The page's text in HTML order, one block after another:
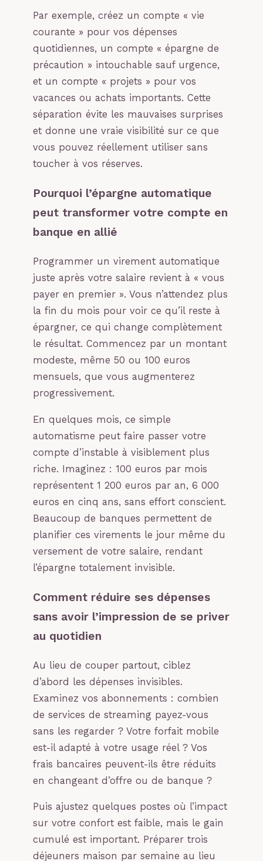
Par exemple, créez un compte « vie
courante » pour vos dépenses
quotidiennes, un compte « épargne de
précaution » intouchable sauf urgence,
et un compte « projets » pour vos
vacances ou achats importants. Cette
séparation évite les mauvaises surprises
et donne une vraie visibilité sur ce que
vous pouvez réellement utiliser sans
toucher à vos réserves.
Pourquoi l’épargne automatique
peut transformer votre compte en
banque en allié
Programmer un virement automatique
juste après votre salaire revient à « vous
payer en premier ». Vous n’attendez plus
la fin du mois pour voir ce qu’il reste à
épargner, ce qui change complètement
le résultat. Commencez par un montant
modeste, même 50 ou 100 euros
mensuels, que vous augmenterez
progressivement.
En quelques mois, ce simple
automatisme peut faire passer votre
compte d’instable à visiblement plus
riche. Imaginez : 100 euros par mois
représentent 1 200 euros par an, 6 000
euros en cinq ans, sans effort conscient.
Beaucoup de banques permettent de
planifier ces virements le jour même du
versement de votre salaire, rendant
l’épargne totalement invisible.
Comment réduire ses dépenses
sans avoir l’impression de se priver
au quotidien
Au lieu de couper partout, ciblez
d’abord les dépenses invisibles.
Examinez vos abonnements : combien
de services de streaming payez-vous
sans les regarder ? Votre forfait mobile
est-il adapté à votre usage réel ? Vos
frais bancaires peuvent-ils être réduits
en changeant d’offre ou de banque ?
Puis ajustez quelques postes où l’impact
sur votre confort est faible, mais le gain
cumulé est important. Préparer trois
déjeuners maison par semaine au lieu